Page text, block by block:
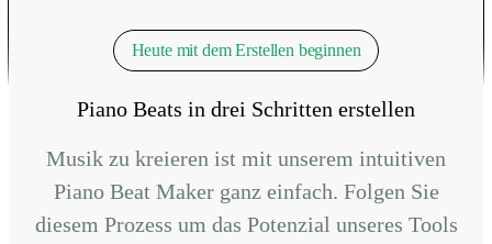
Heute mit dem Erstellen beginnen
Piano Beats in drei Schritten erstellen
Musik zu kreieren ist mit unserem intuitiven
Piano Beat Maker ganz einfach. Folgen Sie
diesem Prozess um das Potenzial unseres Tools